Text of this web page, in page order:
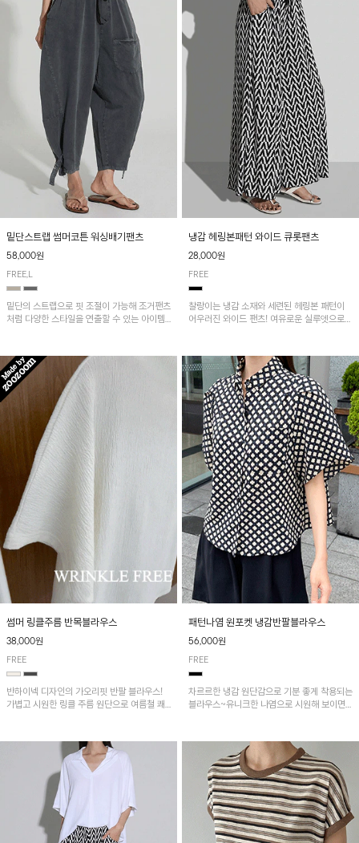
밑단스트랩 썸머코튼 워싱배기팬츠
58,000원
FREE,L
밑단의 스트랩으로 핏 조절이 가능해 조거팬츠
처럼 다양한 스타일을 연출할 수 있는 아이템!
냉감 헤링본패턴 와이드 큐롯팬츠
28,000원
FREE
찰랑이는 냉감 소재와 세련된 헤링본 패턴이
어우러진 와이드 팬츠! 여유로운 실루엣으로
다.
썸머 링클주름 반목블라우스
38,000원
FREE
반하이넥 디자인의 가오리핏 반팔 블라우스!
가볍고 시원한 링클 주름 원단으로 여름철 쾌
패턴나염 원포켓 냉감반팔블라우스
56,000원
FREE
차르르한 냉감 원단감으로 기분 좋게 착용되는
블라우스~유니크한 나염으로 시원해 보이면